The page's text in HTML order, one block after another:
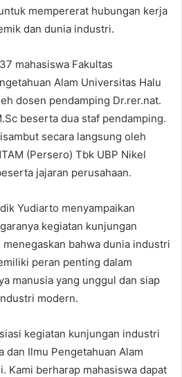
mempererat hubungan kerja
dan dunia industri.
mahasiswa Fakultas
Alam Universitas Halu
dosen pendamping Dr.rer.nat.
beserta dua staf pendamping.
secara langsung oleh
(Persero) Tbk UBP Nikel
jajaran perusahaan.
Yudiarto menyampaikan
kegiatan kunjungan
bahwa dunia industri
peran penting dalam
manusia yang unggul dan siap
modern.
kegiatan kunjungan industri
dan Ilmu Pengetahuan Alam
Kami berharap mahasiswa dapat